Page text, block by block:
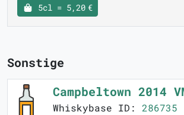
5cl = 5,20 €
Sonstige
Campbeltown 2014
Whiskybase ID: 286735